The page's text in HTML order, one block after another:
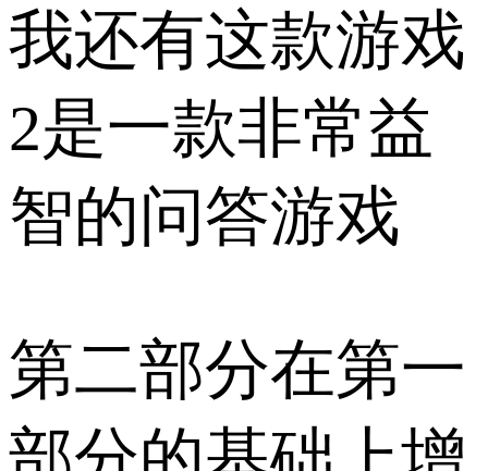
我还有这款游戏
2是一款非常益
智的问答游戏
第二部分在第一